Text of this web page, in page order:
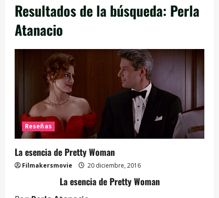
Resultados de la búsqueda: Perla
Atanacio
Reseñas
La esencia de Pretty Woman
Filmakersmovie 20 diciembre, 2016
La esencia de Pretty Woman